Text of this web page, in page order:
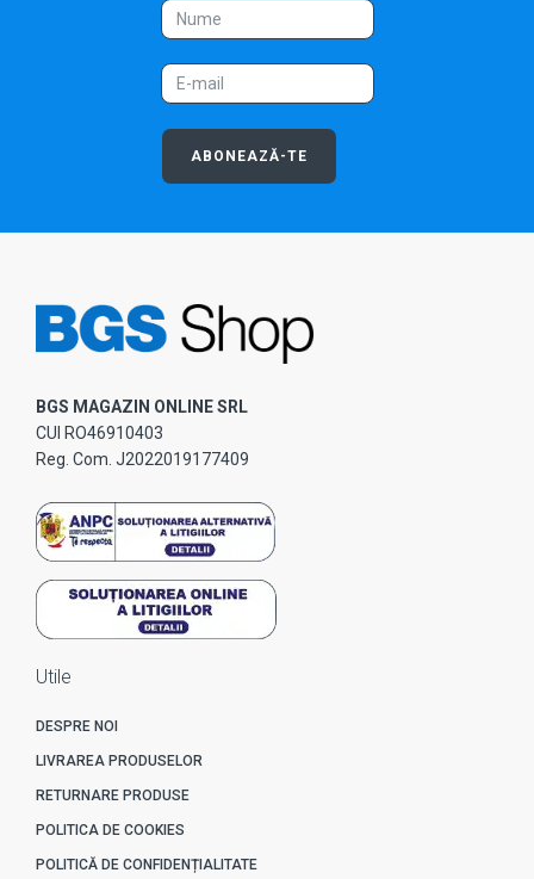
ABONEAZĂ-TE
BGS MAGAZIN ONLINE SRL
CUI RO46910403
Reg. Com. J2022019177409
Utile
DESPRE NOI
LIVRAREA PRODUSELOR
RETURNARE PRODUSE
POLITICA DE COOKIES
POLITICĂ DE CONFIDENȚIALITATE